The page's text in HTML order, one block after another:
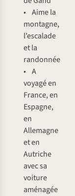
• Aime la
montagne,
l’escalade
et la
randonnée
• A
voyagé en
France, en
Espagne,
en
Allemagne
et en
Autriche
avec sa
voiture
aménagée